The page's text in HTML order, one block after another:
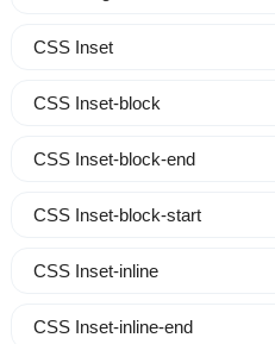
CSS Inset
CSS Inset-block
CSS Inset-block-end
CSS Inset-block-start
CSS Inset-inline
CSS Inset-inline-end